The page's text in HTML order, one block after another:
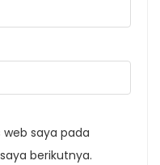
saya pada
berikutnya.